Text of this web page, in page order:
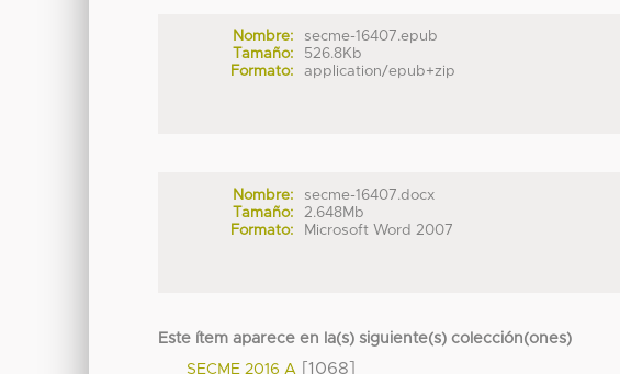
Nombre:
secme-16407.epub
Tamaño:
526.8Kb
Formato:
application/epub+zip
Nombre:
secme-16407.docx
Tamaño:
2.648Mb
Formato:
Microsoft Word 2007
Este ítem aparece en la(s) siguiente(s) colección(ones)
SECME 2016 A [1068]